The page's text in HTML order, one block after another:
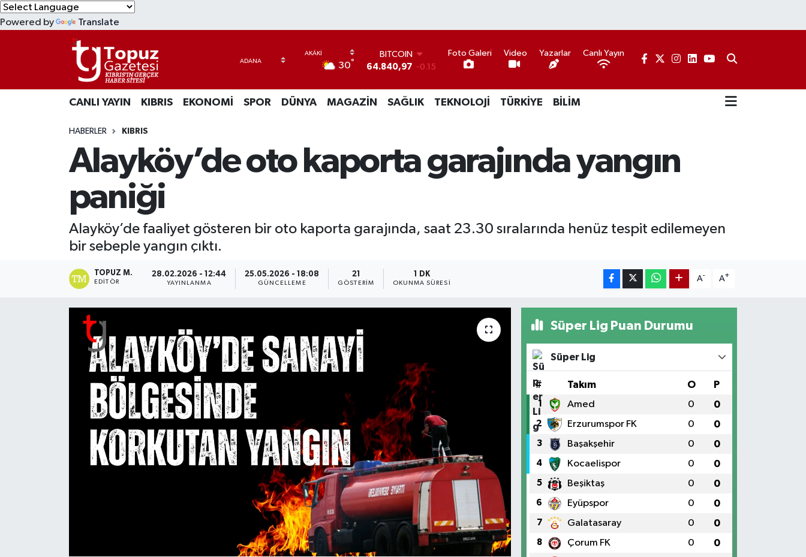
Powered by Translate
30°
BITCOIN
64.840,97 -0.15
47,7436 0.18
EURO
GRAM ALTIN
6660.55
Foto Galeri Video Yazarlar Canlı Yayın
CANLI YAYIN KIBRIS EKONOMİ SPOR DÜNYA MAGAZİN SAĞLIK TEKNOLOJİ TÜRKİYE BİLİM
HABERLER KIBRIS
Alayköy’de oto kaporta garajında yangın
paniği
Alayköy’de faaliyet gösteren bir oto kaporta garajında, saat 23.30 sıralarında henüz tespit edilemeyen
bir sebeple yangın çıktı.
TOPUZ M.
EDITÖR
28.02.2026 - 12:44
YAYINLANMA
25.05.2026 - 18:08
GÜNCELLEME
21
GÖSTERIM
1 DK
OKUNMA SÜRESI
A- A+
Süper Lig Puan Durumu
Süper Lig
# Takım O P
1 Amed 0 0
2 Erzurumspor FK 0 0
3 Başakşehir 0 0
4 Kocaelispor 0 0
5 Beşiktaş 0 0
6 Eyüpspor 0 0
7 Galatasaray 0 0
8 Çorum FK 0 0
EKONOMİ
MAGAZİN
SAĞLIK
TEKNOLOJİ
Lefkoşa Nöbetçi Eczaneler
Lefkoşa Hava Durumu
Lefkoşa Trafik Yoğunluk Haritası
Süper Lig Puan Durumu ve Fikstür
Tüm Manşetler
Son Dakika Haberleri
Haber Arşivi